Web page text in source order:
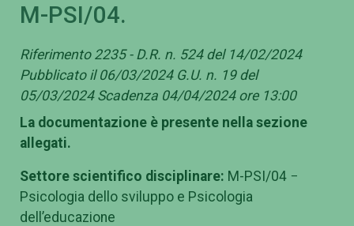
M-PSI/04.
Riferimento 2235 - D.R. n. 524 del 14/02/2024
Pubblicato il 06/03/2024 G.U. n. 19 del
05/03/2024 Scadenza 04/04/2024 ore 13:00
La documentazione è presente nella sezione
allegati.
Settore scientifico disciplinare: M-PSI/04 −
Psicologia dello sviluppo e Psicologia
dell’educazione